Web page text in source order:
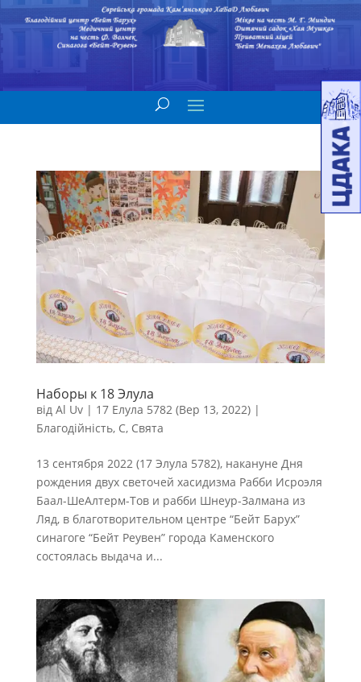
Наборы к 18 Элула
від Al Uv| 17 Елула 5782 (Вер 13, 2022)|
Благодійність, С, Свята
13 сентября 2022 (17 Элула 5782), накануне Дня
рождения двух светочей хасидизма Рабби Исроэля
Баал-ШеАлтерм-Тов и рабби Шнеур-Залмана из
Ляд, в благотворительном центре “Бейт Барух”
синагоге “Бейт Реувен” города Каменского
состоялась выдача и...